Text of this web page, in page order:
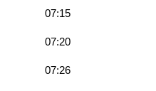
07:15
07:20
07:26